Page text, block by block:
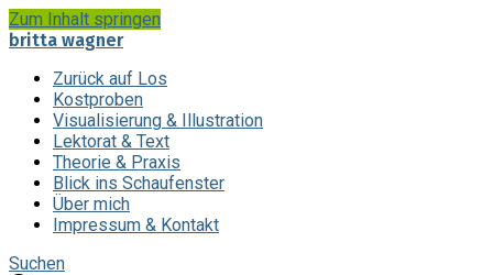
Zum Inhalt springen
britta wagner
Zurück auf Los
Kostproben
Visualisierung & Illustration
Lektorat & Text
Theorie & Praxis
Blick ins Schaufenster
Über mich
Impressum & Kontakt
Suchen